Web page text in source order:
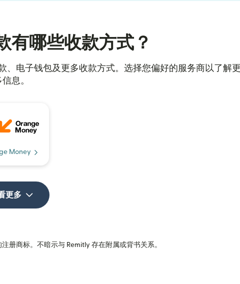
有哪些收款方式？
电子钱包及更多收款方式。选择您偏好的服务商以了解更
信息。
Money
更多
册商标。不暗示与 Remitly 存在附属或背书关系。